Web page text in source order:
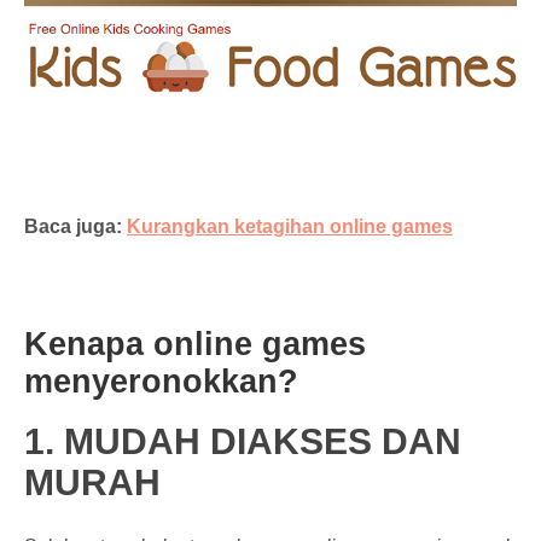
Baca juga: Kurangkan ketagihan online games
Kenapa online games
menyeronokkan?
1. MUDAH DIAKSES DAN
MURAH